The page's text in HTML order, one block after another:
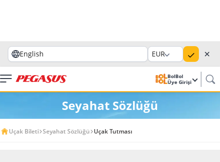
English EUR ✕
BolBol
Üye Girişi
Seyahat Sözlüğü
Uçak Bileti Seyahat Sözlüğü Uçak Tutması